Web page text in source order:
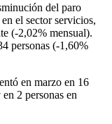
del paro
el sector servicios,
(-2,02% mensual).
personas (-1,60%
en marzo en 16
2 personas en